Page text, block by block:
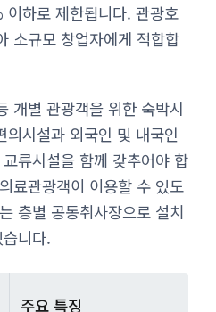
하로 제한됩니다. 관광호
소규모 창업자에게 적합합
개별 관광객을 위한 숙박시
의시설과 외국인 및 내국인
류시설을 함께 갖추어야 합
료관광객이 이용할 수 있도
층별 공동취사장으로 설치
니다.
주요 특징